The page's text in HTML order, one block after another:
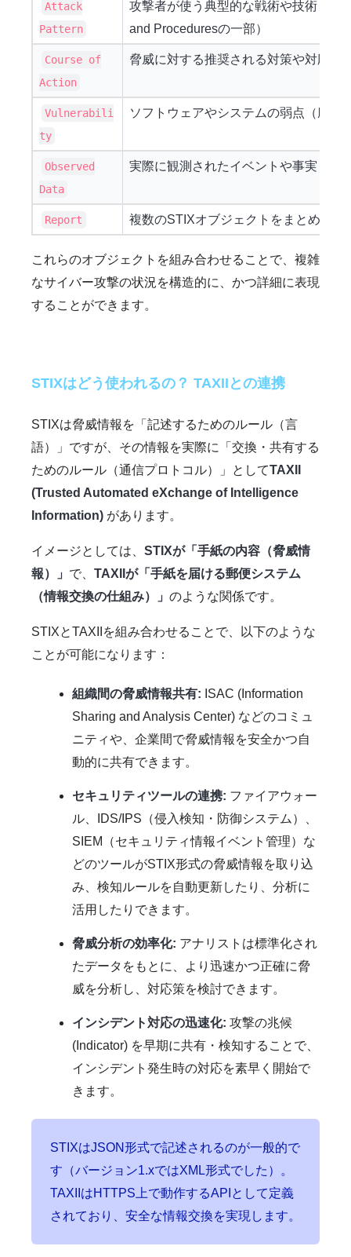
Attack
Pattern
攻撃者が使う典型的な戦術や技術（
and Proceduresの一部）
Course of
Action
脅威に対する推奨される対策や対応策
Vulnerabili
ty
ソフトウェアやシステムの弱点（脆弱
Observed
Data
実際に観測されたイベントや事実（ロ
Report 複数のSTIXオブジェクトをまとめた分
これらのオブジェクトを組み合わせることで、複雑
なサイバー攻撃の状況を構造的に、かつ詳細に表現
することができます。
STIXはどう使われるの？ TAXIIとの連携
STIXは脅威情報を「記述するためのルール（言
語）」ですが、その情報を実際に「交換・共有する
ためのルール（通信プロトコル）」としてTAXII
(Trusted Automated eXchange of Intelligence
Information) があります。
イメージとしては、 STIXが「手紙の内容（脅威情
報）」 で、 TAXIIが「手紙を届ける郵便システム
（情報交換の仕組み）」 のような関係です。
STIXとTAXIIを組み合わせることで、以下のような
ことが可能になります：
組織間の脅威情報共有: ISAC (Information
Sharing and Analysis Center) などのコミュ
ニティや、企業間で脅威情報を安全かつ自
動的に共有できます。
セキュリティツールの連携: ファイアウォー
ル、IDS/IPS（侵入検知・防御システム）、
SIEM（セキュリティ情報イベント管理）な
どのツールがSTIX形式の脅威情報を取り込
み、検知ルールを自動更新したり、分析に
活用したりできます。
脅威分析の効率化: アナリストは標準化され
たデータをもとに、より迅速かつ正確に脅
威を分析し、対応策を検討できます。
インシデント対応の迅速化: 攻撃の兆候
(Indicator) を早期に共有・検知することで、
インシデント発生時の対応を素早く開始で
きます。
STIXはJSON形式で記述されるのが一般的で
す（バージョン1.xではXML形式でした）。
TAXIIはHTTPS上で動作するAPIとして定義
されており、安全な情報交換を実現します。